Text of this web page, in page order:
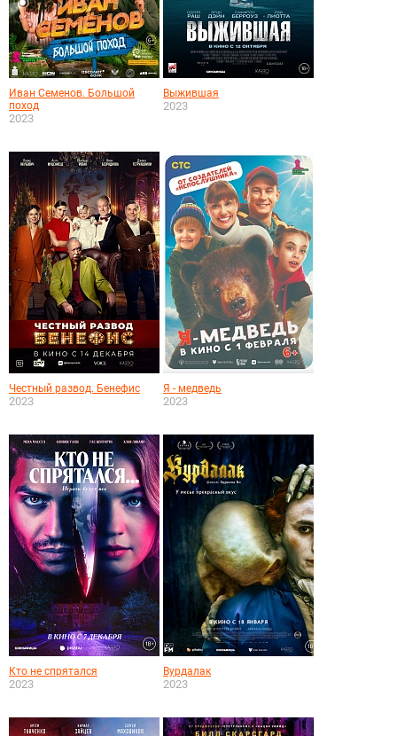
Иван Семенов. Большой
поход
2023
Выжившая
2023
Честный развод. Бенефис
2023
Я - медведь
2023
Кто не спрятался
2023
Вурдалак
2023